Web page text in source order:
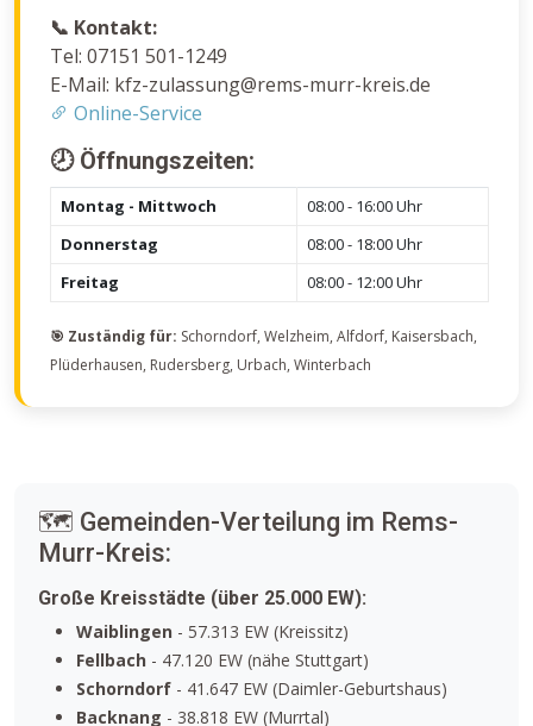
📞 Kontakt:
Tel: 07151 501-1249
E-Mail: kfz-zulassung@rems-murr-kreis.de
Online-Service
🕗 Öffnungszeiten:
Montag - Mittwoch
08:00 - 16:00 Uhr
Donnerstag
08:00 - 18:00 Uhr
Freitag
08:00 - 12:00 Uhr
🎯 Zuständig für: Schorndorf, Welzheim, Alfdorf, Kaisersbach,
Plüderhausen, Rudersberg, Urbach, Winterbach
🗺️ Gemeinden-Verteilung im Rems-
Murr-Kreis:
Große Kreisstädte (über 25.000 EW):
Waiblingen - 57.313 EW (Kreissitz)
Fellbach - 47.120 EW (nähe Stuttgart)
Schorndorf - 41.647 EW (Daimler-Geburtshaus)
Backnang - 38.818 EW (Murrtal)